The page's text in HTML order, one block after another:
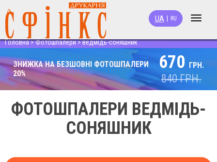
Toggle
UA RU
Головна>Фотошпалери>ведмідь-соняшник
ЗНИЖКА НА БЕЗШОВНІ ФОТОШПАЛЕРИ
20%
670 ГРН.
840ГРН.
ФОТОШПАЛЕРИ ВЕДМІДЬ-
СОНЯШНИК